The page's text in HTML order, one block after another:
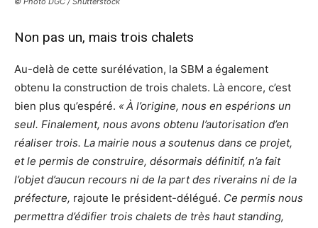
Non pas un, mais trois chalets
Au-delà de cette surélévation, la SBM a également
obtenu la construction de trois chalets. Là encore, c’est
bien plus qu’espéré. « À l’origine, nous en espérions un
seul. Finalement, nous avons obtenu l’autorisation d’en
réaliser trois. La mairie nous a soutenus dans ce projet,
et le permis de construire, désormais définitif, n’a fait
l’objet d’aucun recours ni de la part des riverains ni de la
préfecture, rajoute le président-délégué. Ce permis nous
permettra d’édifier trois chalets de très haut standing,